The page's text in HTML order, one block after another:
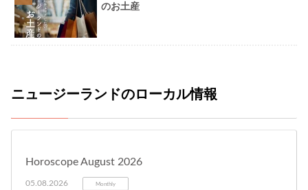
のお土産
ニュージーランドのローカル情報
Horoscope August 2026
05.08.2026 Monthly